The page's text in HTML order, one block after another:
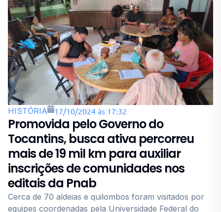
HISTÓRIA 17/10/2024 às 17:32
Promovida pelo Governo do
Tocantins, busca ativa percorreu
mais de 19 mil km para auxiliar
inscrições de comunidades nos
editais da Pnab
Cerca de 70 aldeias e quilombos foram visitados por
equipes coordenadas pela Universidade Federal do